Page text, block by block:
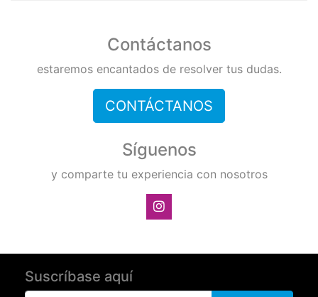
Contáctanos
estaremos encantados de resolver tus dudas.
CONTÁCTANOS
Síguenos
y comparte tu experiencia con nosotros
Suscríbase aquí